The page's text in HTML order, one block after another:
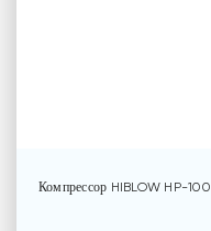
Компрессор HIBLOW HP-100